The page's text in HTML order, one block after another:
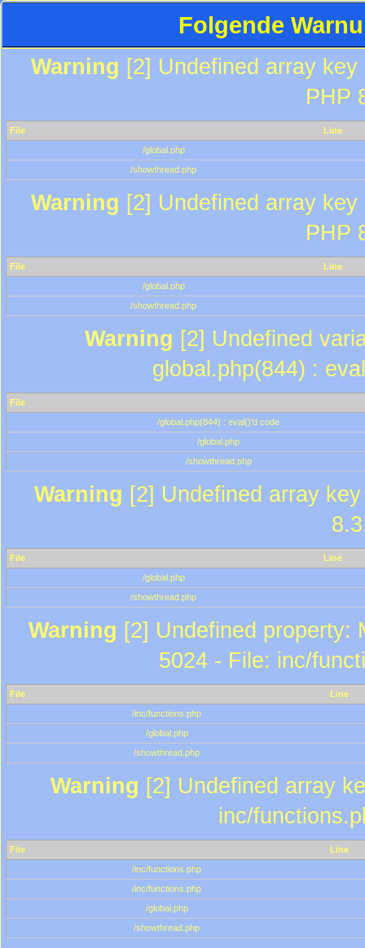
Folgende
Warning [2] Undefined array
PHP
File
Line
/global.php
/showthread.php
Warning [2] Undefined array
PHP
File
Line
/global.php
/showthread.php
Warning [2] Undefined
global.php(844) :
File
/global.php(844) : eval()'d code
/global.php
/showthread.php
Warning [2] Undefined array
File
Line
/global.php
/showthread.php
Warning [2] Undefined property:
5024 - File: inc/
File
Line
/inc/functions.php
/global.php
/showthread.php
Warning [2] Undefined array
inc/
File
Line
/inc/functions.php
/inc/functions.php
/global.php
/showthread.php